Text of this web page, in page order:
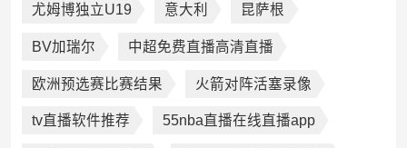
尤姆博独立U19 意大利 昆萨根
BV加瑞尔 中超免费直播高清直播
欧洲预选赛比赛结果 火箭对阵活塞录像
tv直播软件推荐 55nba直播在线直播app